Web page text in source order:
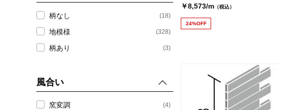
柄なし (18)
地模様 (328)
柄あり (3)
風合い
窯変調 (4)
￥8,573/m （税込）
24%OFF